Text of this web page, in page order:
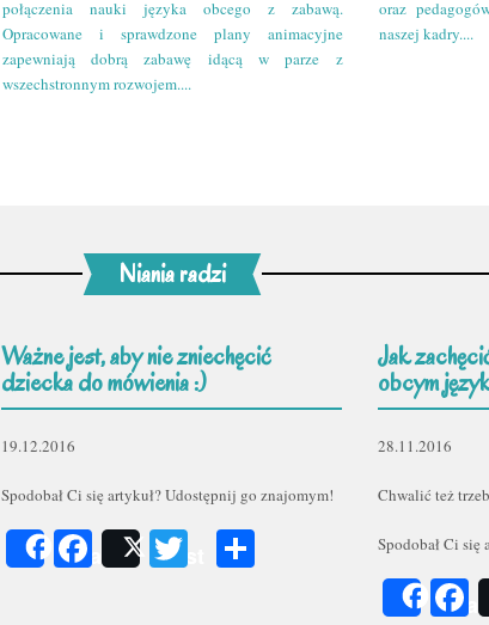
połączenia nauki języka obcego z zabawą.
Opracowane i sprawdzone plany animacyjne
zapewniają dobrą zabawę idącą w parze z
wszechstronnym rozwojem....
oraz
naszej kadry....
Niania radzi
Ważne jest, aby nie zniechęcić
dziecka do mówienia :)
19.12.2016
Spodobał Ci się artykuł? Udostępnij go znajomym!
ShareFacebook
Post Twitter
Jak
obcym
28.11.2016
Chwalić też
Spodobał Ci
Share